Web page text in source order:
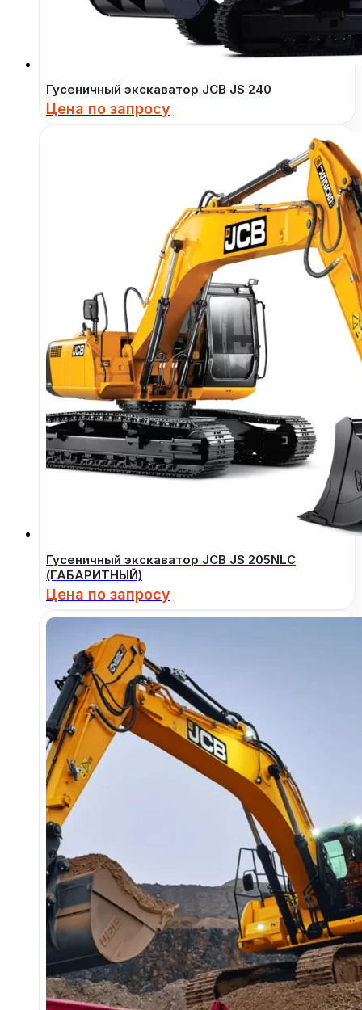
Гусеничный экскаватор JCB JS 240
Цена по запросу
Гусеничный экскаватор JCB JS 205NLC
(ГАБАРИТНЫЙ)
Цена по запросу